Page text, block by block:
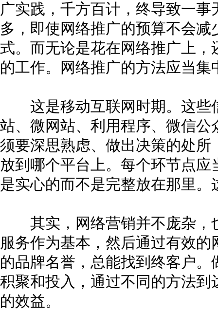
广实践，千方百计，终导致一
多，即使网络推广的预算不会
式。而无论是花在网络推广上
的工作。网络推广的方法应当
这是移动互联网时期。这些
站、微网站、利用程序、微信
须要深思熟虑、做出决策的处
放到哪个平台上。每个环节点
是实心的而不是完整放在那里
其实，网络营销并不庞杂，
服务作为基本，然后通过有效
的品牌名誉，总能找到终客户
积聚和投入，通过不同的方法
的效益。